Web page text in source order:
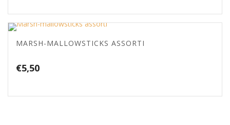
MARSH-MALLOWSTICKS ASSORTI
€5,50